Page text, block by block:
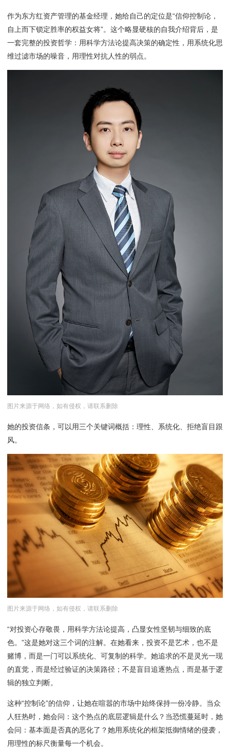
作为东方红资产管理的基金经理，她给自己的定位是“信仰控制论，
自上而下锁定胜率的权益女将”。这个略显硬核的自我介绍背后，是
一套完整的投资哲学：用科学方法论提高决策的确定性，用系统化思
维过滤市场的噪音，用理性对抗人性的弱点。
图片来源于网络，如有侵权，请联系删除
她的投资信条，可以用三个关键词概括：理性、系统化、拒绝盲目跟
风。
图片来源于网络，如有侵权，请联系删除
“对投资心存敬畏，用科学方法论提高，凸显女性坚韧与细致的底
色。”这是她对这三个词的注解。在她看来，投资不是艺术，也不是
赌博，而是一门可以系统化、可复制的科学。她追求的不是灵光一现
的直觉，而是经过验证的决策路径；不是盲目追逐热点，而是基于逻
辑的独立判断。
这种“控制论”的信仰，让她在喧嚣的市场中始终保持一份冷静。当众
人狂热时，她会问：这个热点的底层逻辑是什么？当恐慌蔓延时，她
会问：基本面是否真的恶化了？她用系统化的框架抵御情绪的侵袭，
用理性的标尺衡量每一个机会。